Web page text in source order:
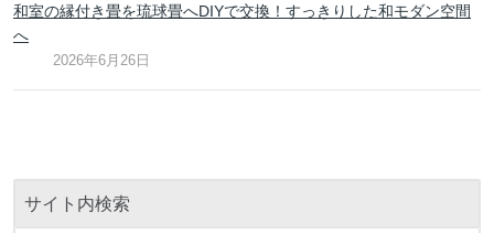
和室の縁付き畳を琉球畳へDIYで交換！すっきりした和モダン空間
へ
2026年6月26日
サイト内検索